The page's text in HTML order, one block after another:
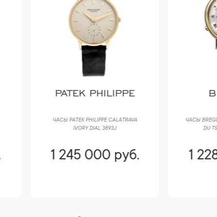
PATEK PHILIPPE
PATEK PHILIPPE CALATRAVA
245 000 руб.
ЧАСЫ BREGUET CLASSIQUE LE
1 228 400 руб.